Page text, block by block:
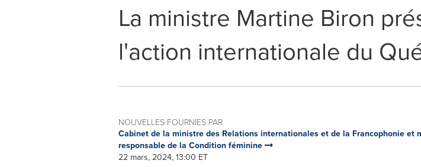
La ministre Martine Biron
l'action internationale du
NOUVELLES FOURNIES PAR
Cabinet de la ministre des Relations internationales et de la Francophonie et
responsable de la Condition féminine
22 mars, 2024, 13:00 ET